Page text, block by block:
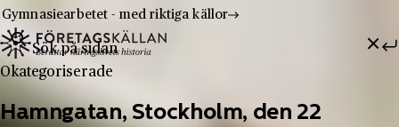
Hoppa till innehåll
Till innehåll
Gymnasiearbetet - med riktiga källor
Sök efter:
Okategoriserade
Hamngatan, Stockholm, den 22